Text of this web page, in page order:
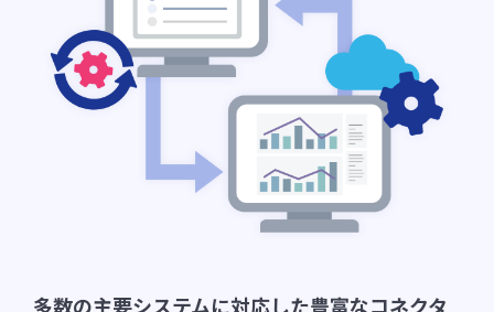
多数の主要システムに対応した豊富なコネクタ